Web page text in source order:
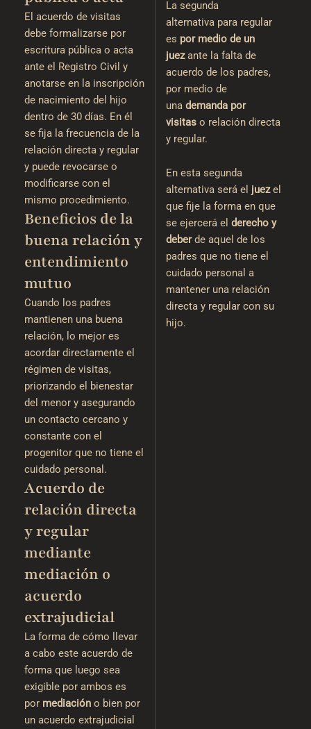
El acuerdo de visitas
debe formalizarse por
escritura pública o acta
ante el Registro Civil y
anotarse en la inscripción
de nacimiento del hijo
dentro de 30 días. En él
se fija la frecuencia de la
relación directa y regular
y puede revocarse o
modificarse con el
mismo procedimiento.
Beneficios de la
buena relación y
entendimiento
mutuo
Cuando los padres
mantienen una buena
relación, lo mejor es
acordar directamente el
régimen de visitas,
priorizando el bienestar
del menor y asegurando
un contacto cercano y
constante con el
progenitor que no tiene el
cuidado personal.
Acuerdo de
relación directa
y regular
mediante
mediación o
acuerdo
extrajudicial
La forma de cómo llevar
a cabo este acuerdo de
forma que luego sea
exigible por ambos es
por mediación o bien por
un acuerdo extrajudicial
La segunda
alternativa para regular
es por medio de un
juezante la falta de
acuerdo de los padres,
por medio de
unademanda por
visitas o relación directa
y regular.
En esta segunda
alternativa será el juezel
que fije la forma en que
se ejercerá elderecho y
deberde aquel de los
padres que no tiene el
cuidado personal a
mantener una relación
directa y regular con su
hijo.